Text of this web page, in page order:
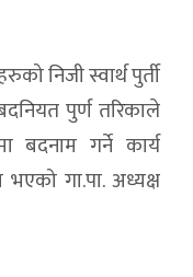
निजी स्वार्थ पुर्ती
पुर्ण तरिकाले
बदनाम गर्ने कार्य
भएको गा.पा. अध्यक्ष